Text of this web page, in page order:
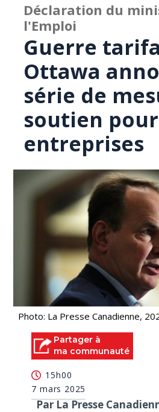
Déclaration du
l'Emploi
Guerre
Ottawa
série de
soutien
entreprises
Photo: La Presse Canadienne,
Partager à
ma communauté
15h00
7 mars 2025
Par La Presse